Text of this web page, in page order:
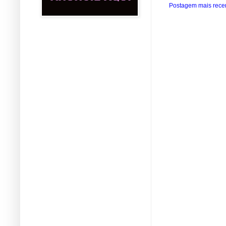
Postagem mais